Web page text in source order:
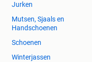
Jurken
Mutsen, Sjaals en
Handschoenen
Schoenen
Winterjassen